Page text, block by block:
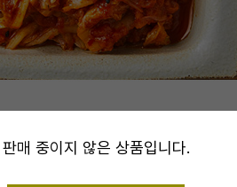
판매 중이지 않은 상품입니다.